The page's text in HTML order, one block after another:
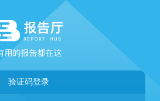
验证码登录